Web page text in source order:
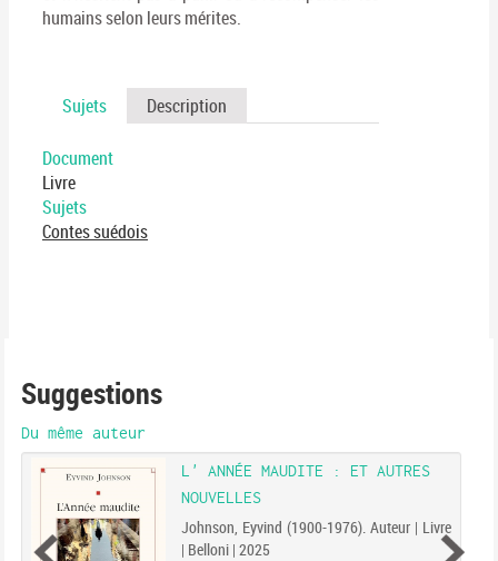
humains selon leurs mérites.
Sujets Description
Document
Livre
Sujets
Contes suédois
Suggestions
Du même auteur
L' ANNÉE MAUDITE : ET AUTRES
NOUVELLES
Johnson, Eyvind (1900-1976). Auteur | Livre
| Belloni | 2025